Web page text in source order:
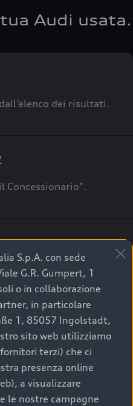
Audi usata.
dei risultati.
Concessionario".
dal Customer Care
dal Concessionario
la tua richiesta.
S.p.A. con sede
G.R. Gumpert, 1
o in collaborazione
in particolare
1, 85057 Ingolstadt,
sito web utilizziamo
terzi) che ci
presenza online
a visualizzare
le nostre campagne